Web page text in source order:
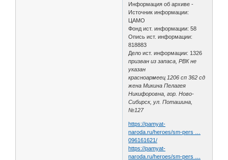
Информация об архиве -
Источник информации:
ЦАМО
Фонд ист. информации: 58
Опись ист. информации:
818883
Дело ист. информации: 1326
призван из запаса, РВК не
указан
красноармеец 1206 сп 362 сд
жена Микина Пелагея
Никифоровна, гор. Ново-
Сибирск, ул. Поташина,
№127
https://pamyat-
naroda.ru/heroes/sm-pers …
096161621/
https://pamyat-
naroda.ru/heroes/sm-pers …